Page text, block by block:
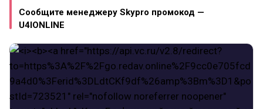
Сообщите менеджеру Skypro промокод —
U4IONLINE